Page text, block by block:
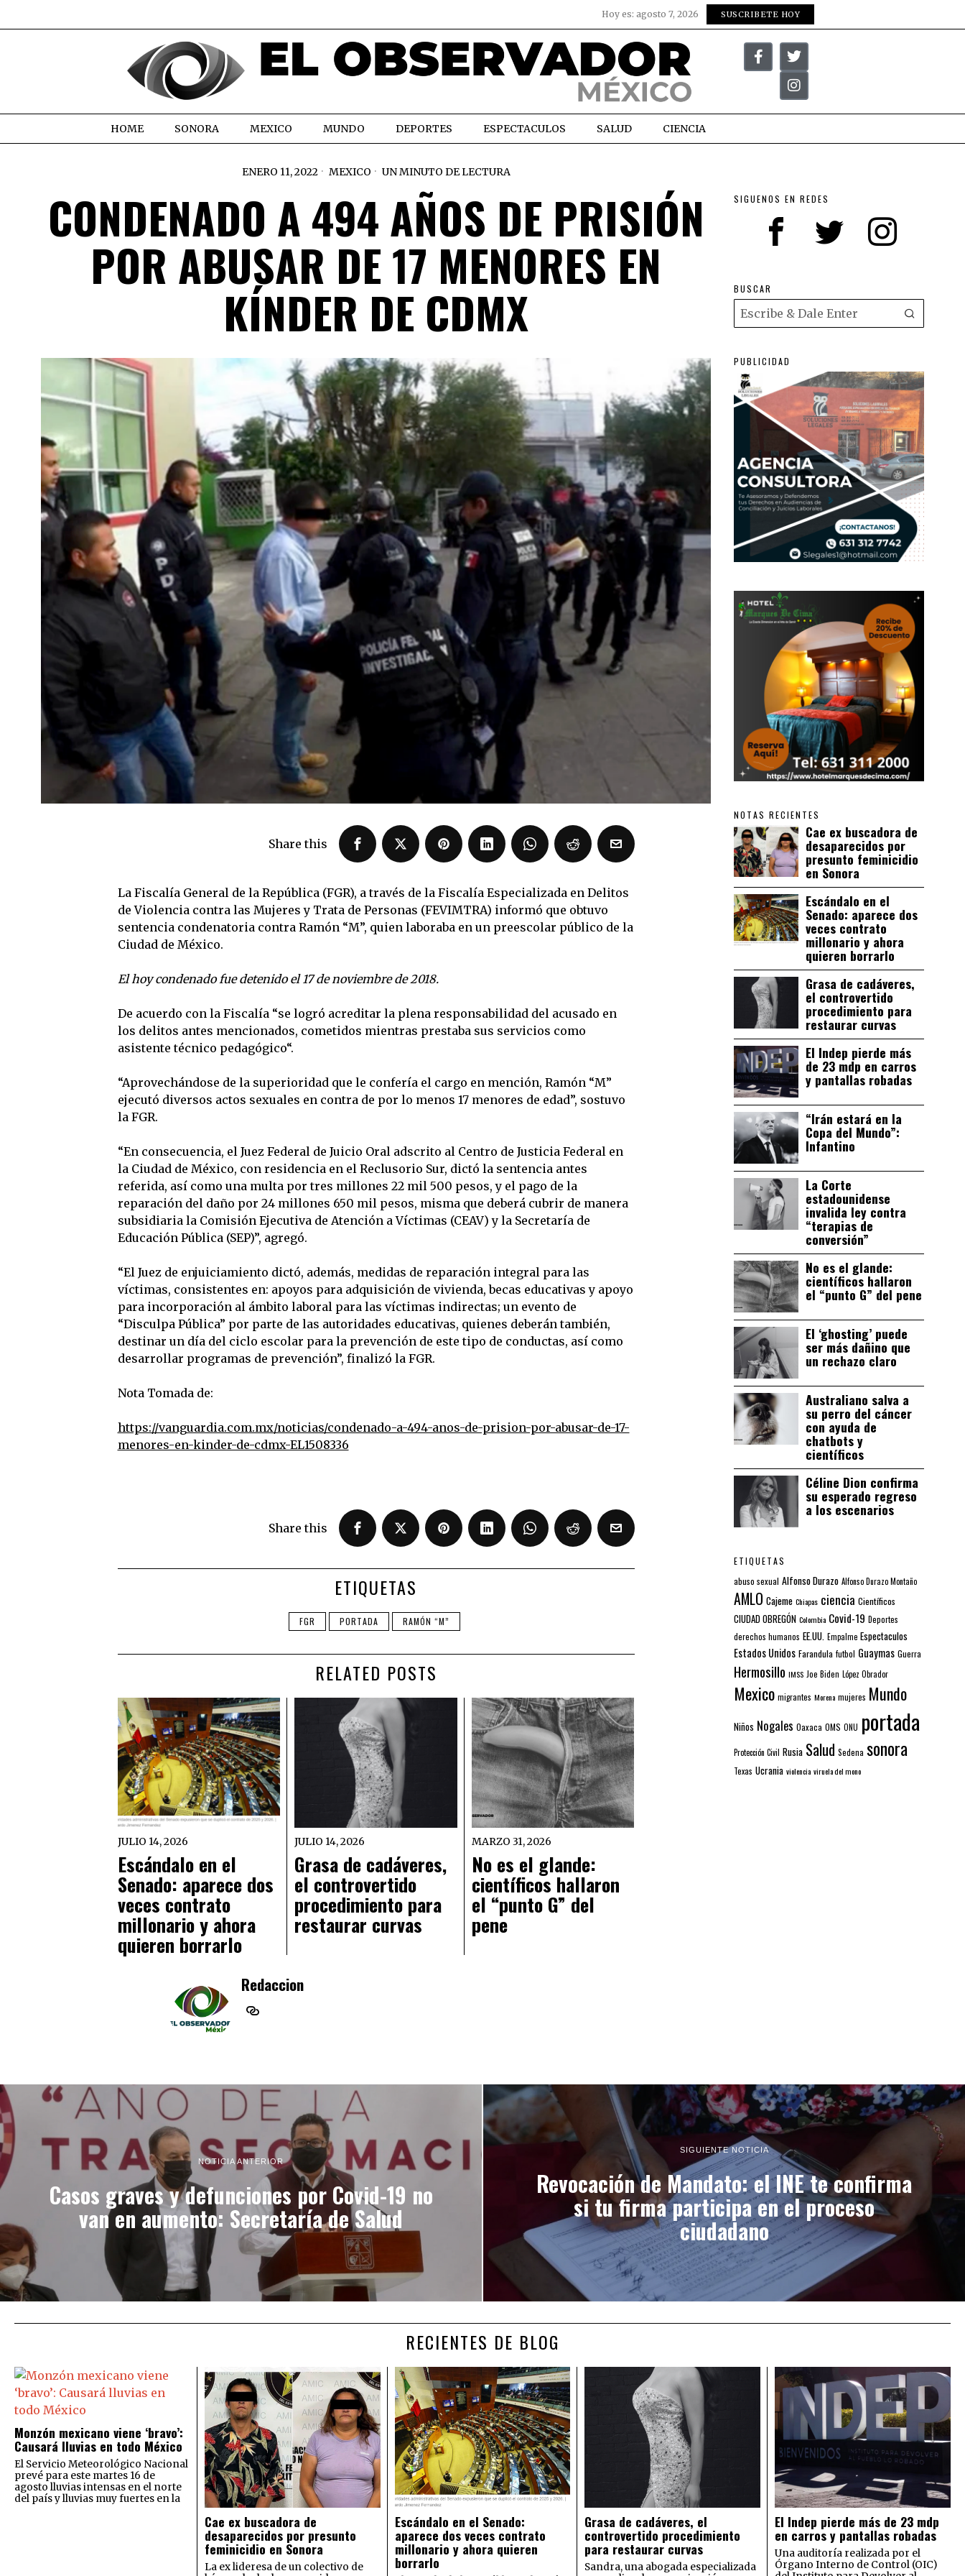
Hoy es: agosto 7, 2026 SUSCRIBETE HOY
HOME SONORA MEXICO MUNDO DEPORTES ESPECTACULOS SALUD CIENCIA
ENERO 11, 2022 MEXICO UN MINUTO DE LECTURA
CONDENADO A 494 AÑOS DE PRISIÓN
POR ABUSAR DE 17 MENORES EN
KÍNDER DE CDMX
Share this
La Fiscalía General de la República (FGR), a través de la Fiscalía Especializada en Delitos
de Violencia contra las Mujeres y Trata de Personas (FEVIMTRA) informó que obtuvo
sentencia condenatoria contra Ramón “M”, quien laboraba en un preescolar público de la
Ciudad de México.
El hoy condenado fue detenido el 17 de noviembre de 2018.
De acuerdo con la Fiscalía “se logró acreditar la plena responsabilidad del acusado en
los delitos antes mencionados, cometidos mientras prestaba sus servicios como
asistente técnico pedagógico“.
“Aprovechándose de la superioridad que le confería el cargo en mención, Ramón “M”
ejecutó diversos actos sexuales en contra de por lo menos 17 menores de edad”, sostuvo
la FGR.
“En consecuencia, el Juez Federal de Juicio Oral adscrito al Centro de Justicia Federal en
la Ciudad de México, con residencia en el Reclusorio Sur, dictó la sentencia antes
referida, así como una multa por tres millones 22 mil 500 pesos, y el pago de la
reparación del daño por 24 millones 650 mil pesos, misma que deberá cubrir de manera
subsidiaria la Comisión Ejecutiva de Atención a Víctimas (CEAV) y la Secretaría de
Educación Pública (SEP)”, agregó.
“El Juez de enjuiciamiento dictó, además, medidas de reparación integral para las
víctimas, consistentes en: apoyos para adquisición de vivienda, becas educativas y apoyo
para incorporación al ámbito laboral para las víctimas indirectas; un evento de
“Disculpa Pública” por parte de las autoridades educativas, quienes deberán también,
destinar un día del ciclo escolar para la prevención de este tipo de conductas, así como
desarrollar programas de prevención”, finalizó la FGR.
Nota Tomada de:
https://vanguardia.com.mx/noticias/condenado-a-494-anos-de-prision-por-abusar-de-17-
menores-en-kinder-de-cdmx-EL1508336
Share this
ETIQUETAS
FGR PORTADA RAMÓN “M”
RELATED POSTS
JULIO 14, 2026
Escándalo en el
Senado: aparece dos
veces contrato
millonario y ahora
quieren borrarlo
JULIO 14, 2026
Grasa de cadáveres,
el controvertido
procedimiento para
restaurar curvas
MARZO 31, 2026
No es el glande:
científicos hallaron
el “punto G” del
pene
Redaccion
SIGUENOS EN REDES
BUSCAR
PUBLICIDAD
NOTAS RECIENTES
Cae ex buscadora de
desaparecidos por
presunto feminicidio
en Sonora
Escándalo en el
Senado: aparece dos
veces contrato
millonario y ahora
quieren borrarlo
Grasa de cadáveres,
el controvertido
procedimiento para
restaurar curvas
El Indep pierde más
de 23 mdp en carros
y pantallas robadas
“Irán estará en la
Copa del Mundo”:
Infantino
La Corte
estadounidense
invalida ley contra
“terapias de
conversión”
No es el glande:
científicos hallaron
el “punto G” del pene
El ‘ghosting’ puede
ser más dañino que
un rechazo claro
Australiano salva a
su perro del cáncer
con ayuda de
chatbots y
científicos
Céline Dion confirma
su esperado regreso
a los escenarios
ETIQUETAS
abuso sexual Alfonso Durazo Alfonso Durazo Montaño
AMLO Cajeme Chiapas ciencia Científicos
CIUDAD OBREGÓN Colombia Covid-19 Deportes
derechos humanos EE.UU. Empalme Espectaculos
Estados Unidos Farandula futbol Guaymas Guerra
Hermosillo IMSS Joe Biden López Obrador
Mexico migrantes Morena mujeres Mundo
Niños Nogales Oaxaca OMS ONU portada
Protección Civil Rusia Salud Sedena sonora
Texas Ucrania violencia viruela del mono
NOTICIA ANTERIOR
Casos graves y defunciones por Covid-19 no
van en aumento: Secretaría de Salud
SIGUIENTE NOTICIA
Revocación de Mandato: el INE te confirma
si tu firma participa en el proceso
ciudadano
RECIENTES DE BLOG
Monzón mexicano viene ‘bravo’:
Causará lluvias en todo México
El Servicio Meteorológico Nacional
prevé para este martes 16 de
agosto lluvias intensas en el norte
del país y lluvias muy fuertes en la
Cae ex buscadora de
desaparecidos por presunto
feminicidio en Sonora
La ex lideresa de un colectivo de
Escándalo en el Senado:
aparece dos veces contrato
millonario y ahora quieren
borrarlo
Grasa de cadáveres, el
controvertido procedimiento
para restaurar curvas
Sandra, una abogada especializada
El Indep pierde más de 23 mdp
en carros y pantallas robadas
Una auditoría realizada por el
Órgano Interno de Control (OIC)